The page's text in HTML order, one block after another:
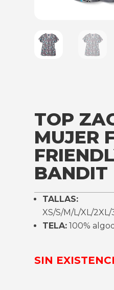
TOP
MUJER
BANDIT
TALLAS:
XS/S/M/L/XL/
TELA: 100%
SIN